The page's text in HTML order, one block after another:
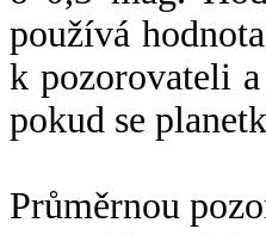
používá
k pozorovateli
pokud se
Průměrnou